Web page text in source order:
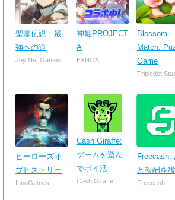
聖霊伝説：最
強への道
Joy Net Games
神姫PROJECT
A
EXNOA
Blossom
Match:
Game
Tripledot
ヒーローズオ
ブヒストリー
InnoGames
Cash Giraffe:
ゲームを遊ん
でポイ活
Cash Giraffe
Freecash:
と報酬を
Freecash